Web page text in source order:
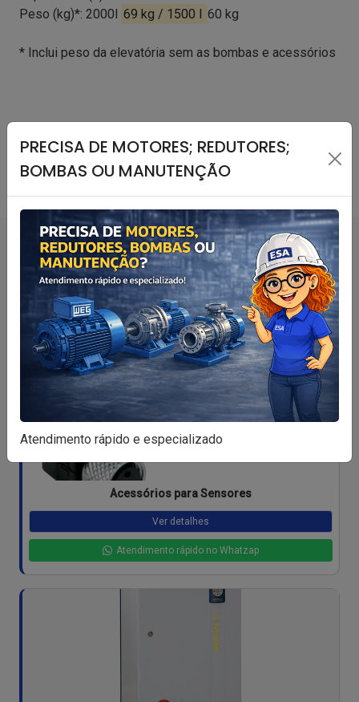
PRECISA DE MOTORES; REDUTORES;
BOMBAS OU MANUTENÇÃO
Atendimento rápido e especializado
Peso (kg)*: 2000l 69 kg / 1500 l 60 kg
* Inclui peso da elevatória sem as bombas e acessórios
Outros produtos
Acessórios para Sensores
Ver detalhes
Atendimento rápido no Whatzap